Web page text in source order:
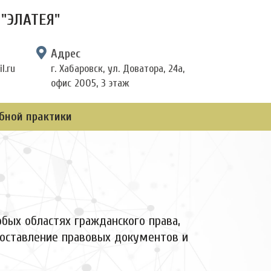
Адрес
г. Хабаровск, ул. Доватора, 24а,
офис 2005, 3 этаж
практики
областях гражданского права,
правовых документов и